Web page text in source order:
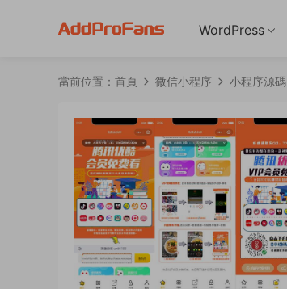
WordPress
當前位置： 首頁 微信小程序 小程序源碼